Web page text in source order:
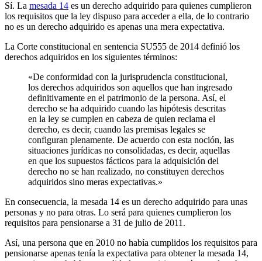
Sí. La mesada 14 es un derecho adquirido para quienes cumplieron
los requisitos que la ley dispuso para acceder a ella, de lo contrario
no es un derecho adquirido es apenas una mera expectativa.
La Corte constitucional en sentencia SU555 de 2014 definió los
derechos adquiridos en los siguientes términos:
«De conformidad con la jurisprudencia constitucional,
los derechos adquiridos son aquellos que han ingresado
definitivamente en el patrimonio de la persona. Así, el
derecho se ha adquirido cuando las hipótesis descritas
en la ley se cumplen en cabeza de quien reclama el
derecho, es decir, cuando las premisas legales se
configuran plenamente. De acuerdo con esta noción, las
situaciones jurídicas no consolidadas, es decir, aquellas
en que los supuestos fácticos para la adquisición del
derecho no se han realizado, no constituyen derechos
adquiridos sino meras expectativas.»
En consecuencia, la mesada 14 es un derecho adquirido para unas
personas y no para otras. Lo será para quienes cumplieron los
requisitos para pensionarse a 31 de julio de 2011.
Así, una persona que en 2010 no había cumplidos los requisitos para
pensionarse apenas tenía la expectativa para obtener la mesada 14,